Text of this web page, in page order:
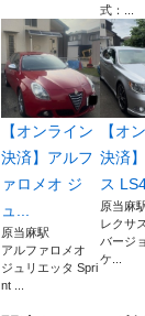
式：...
【オンライン
決済】アルフ
ァロメオ ジ
ュ...
原当麻駅
アルファロメオ
ジュリエッタ Spri
nt ...
【オ
決済
ス
原当麻
レクサ
バージ
ケ...